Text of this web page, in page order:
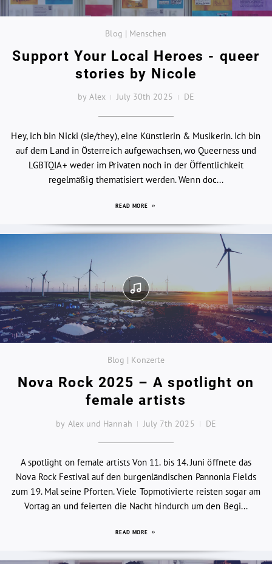
Blog | Menschen
Support Your Local Heroes - queer
stories by Nicole
by Alex July 30th 2025 DE
Hey, ich bin Nicki (sie/they), eine Künstlerin & Musikerin. Ich bin
auf dem Land in Österreich aufgewachsen, wo Queerness und
LGBTQIA+ weder im Privaten noch in der Öffentlichkeit
regelmäßig thematisiert werden. Wenn doc...
READ MORE
Blog | Konzerte
Nova Rock 2025 – A spotlight on
female artists
by Alex und Hannah July 7th 2025 DE
A spotlight on female artists Von 11. bis 14. Juni öffnete das
Nova Rock Festival auf den burgenländischen Pannonia Fields
zum 19. Mal seine Pforten. Viele Topmotivierte reisten sogar am
Vortag an und feierten die Nacht hindurch um den Begi...
READ MORE